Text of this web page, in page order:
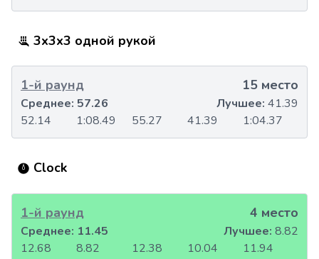
3x3x3 одной рукой
1-й раунд 15 место
52.14 1:08.49 55.27 41.39 1:04.37
Среднее: 57.26 Лучшее: 41.39
Clock
1-й раунд 4 место
12.68 8.82 12.38 10.04 11.94
Среднее: 11.45 Лучшее: 8.82